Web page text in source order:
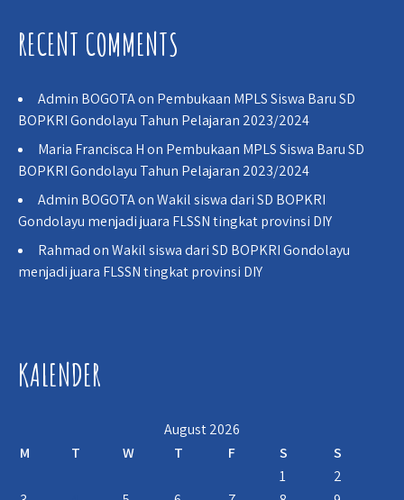
RECENT COMMENTS
Admin BOGOTAon Pembukaan MPLS Siswa Baru SD
BOPKRI Gondolayu Tahun Pelajaran 2023/2024
Maria Francisca Hon Pembukaan MPLS Siswa Baru SD
BOPKRI Gondolayu Tahun Pelajaran 2023/2024
Admin BOGOTAonWakil siswa dari SD BOPKRI
Gondolayu menjadi juara FLSSN tingkat provinsi DIY
RahmadonWakil siswa dari SD BOPKRI Gondolayu
menjadi juara FLSSN tingkat provinsi DIY
KALENDER
August 2026
M
T W T F S
S
1
2